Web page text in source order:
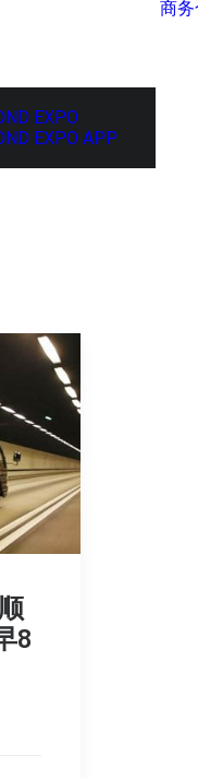
EXPO
EXPO APP
商
8